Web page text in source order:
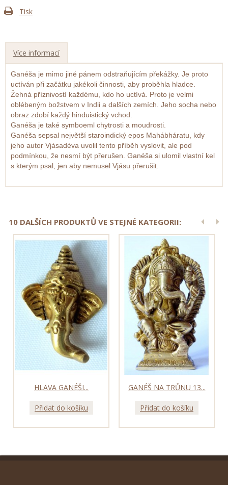
Tisk
Více informací
Ganéša je mimo jiné pánem odstraňujícím překážky. Je proto
uctíván při začátku jakékoli činnosti, aby proběhla hladce.
Žehná příznivostí každému, kdo ho uctívá. Proto je velmi
oblébeným božstvem v Indii a dalších zemích. Jeho socha nebo
obraz zdobí každý hinduistický vchod.
Ganéša je také symboeml chytrosti a moudrosti.
Ganéša sepsal největší staroindický epos Mahábháratu, kdy
jeho autor Vjásadéva uvolil tento příběh vyslovit, ale pod
podmínkou, že nesmí být přerušen. Ganéša si ulomil vlastní kel
s kterým psal, jen aby nemusel Vjásu přerušit.
10 DALŠÍCH PRODUKTŮ VE STEJNÉ KATEGORII:
HLAVA GANÉŠI...
Přidat do košíku
GANÉŠ NA TRŮNU 13...
Přidat do košíku